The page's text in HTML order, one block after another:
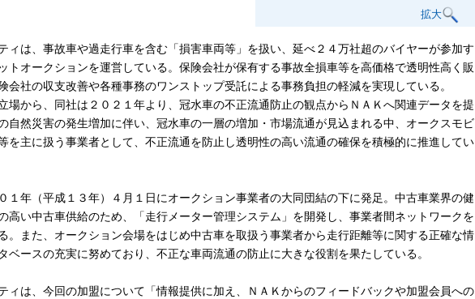
拡大
ィは、事故車や過走行車を含む「損害車両等」を扱い、延べ２４万社超のバイヤーが参加す
トオークションを運営している。保険会社が保有する事故全損車等を高価格で透明性高く販
会社の収支改善や各種事務のワンストップ受託による事務負担の軽減を実現している。
場から、同社は２０２１年より、冠水車の不正流通防止の観点からＮＡＫへ関連データを提
自然災害の発生増加に伴い、冠水車の一層の増加・市場流通が見込まれる中、オークスモビ
を主に扱う事業者として、不正流通を防止し透明性の高い流通の確保を積極的に推進してい
１年（平成１３年）４月１日にオークション事業者の大同団結の下に発足。中古車業界の健
高い中古車供給のため、「走行メーター管理システム」を開発し、事業者間ネットワークを
。また、オークション会場をはじめ中古車を取扱う事業者から走行距離等に関する正確な情
ベースの充実に努めており、不正な車両流通の防止に大きな役割を果たしている。
ィは、今回の加盟について「情報提供に加え、ＮＡＫからのフィードバックや加盟会員への